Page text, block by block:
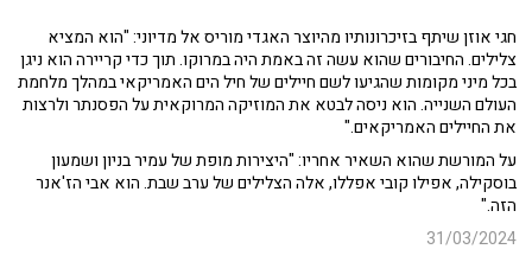
חגי אוזן שיתף בזיכרונותיו מהיוצר האגדי מוריס אל מדיוני: "הוא המציא
צלילים. החיבורים שהוא עשה זה באמת היה במרוקו. תוך כדי קריירה הוא ניגן
בכל מיני מקומות שהגיעו לשם חיילים של חיל הים האמריקאי במהלך מלחמת
העולם השנייה. הוא ניסה לבטא את המוזיקה המרוקאית על הפסנתר ולרצות
את החיילים האמריקאים."
על המורשת שהוא השאיר אחריו: "היצירות מופת של עמיר בניון ושמעון
בוסקילה, אפילו קובי אפללו, אלה הצלילים של ערב שבת. הוא אבי הז'אנר
הזה."
31/03/2024